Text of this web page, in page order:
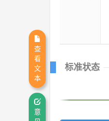
标准状态
查
看
文
本
意